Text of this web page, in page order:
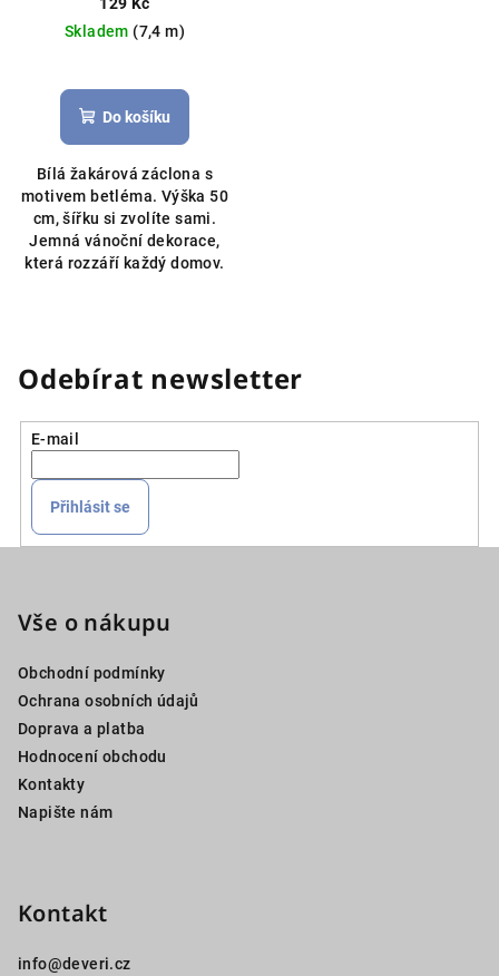
Skladem (7,4 m)
Do košíku
Bílá žakárová záclona s
motivem betléma. Výška 50
cm, šířku si zvolíte sami.
Jemná vánoční dekorace,
která rozzáří každý domov.
Odebírat newsletter
E-mail
Přihlásit se
Vše o nákupu
Obchodní podmínky
Ochrana osobních údajů
Doprava a platba
Hodnocení obchodu
Kontakty
Napište nám
Kontakt
info@deveri.cz